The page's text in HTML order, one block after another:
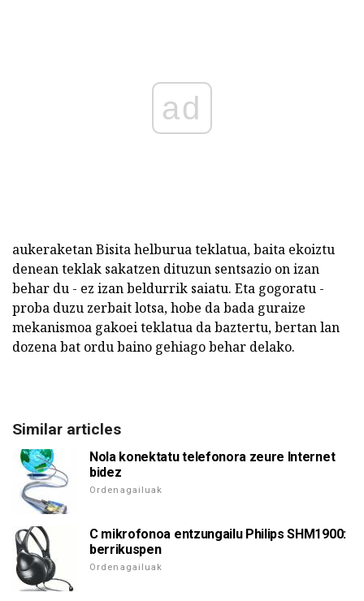
ad
aukeraketan Bisita helburua teklatua, baita ekoiztu
denean teklak sakatzen dituzun sentsazio on izan
behar du - ez izan beldurrik saiatu. Eta gogoratu -
proba duzu zerbait lotsa, hobe da bada guraize
mekanismoa gakoei teklatua da baztertu, bertan lan
dozena bat ordu baino gehiago behar delako.
Similar articles
Nola konektatu telefonora zeure Internet
bidez
Ordenagailuak
C mikrofonoa entzungailu Philips SHM1900:
berrikuspen
Ordenagailuak